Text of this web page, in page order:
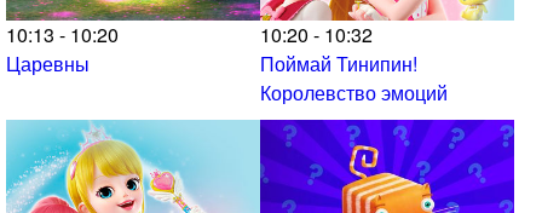
10:13 - 10:20
Царевны
10:20 - 10:32
Поймай Тинипин!
Королевство эмоций